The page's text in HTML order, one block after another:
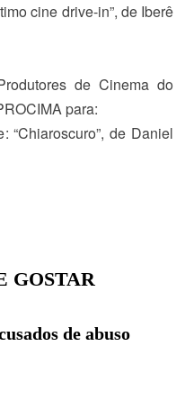
cine drive-in”, de Iberê
de Cinema do
para:
: “Chiaroscuro”, de Daniel
GOSTAR
de abuso